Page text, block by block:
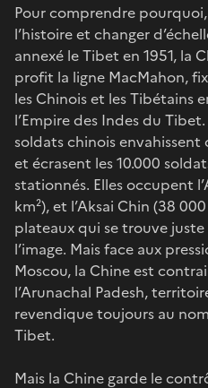
Pour comprendre
l’histoire et changer
annexé le Tibet en 1951, la
profit la ligne MacMahon,
les Chinois et les Tibétains
l’Empire des Indes du
soldats chinois envahissent
et écrasent les 10.000
stationnés. Elles occupent
km²), et l’Aksai Chin (38
plateaux qui se trouve
l’image. Mais face aux
Moscou, la Chine est
l’Arunachal Padesh,
revendique toujours au
Tibet.
Mais la Chine garde le